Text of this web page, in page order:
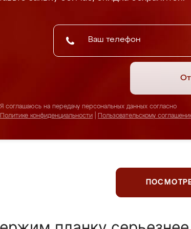
Я соглашаюсь на передачу персональных данных согласно
Политике конфиденциальности
Пользовательскому